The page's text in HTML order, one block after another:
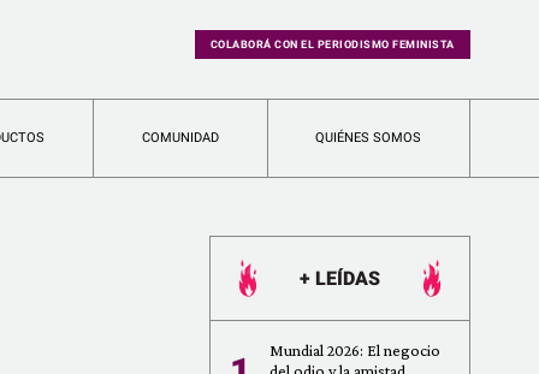
COLABORÁ CON EL PERIODISMO FEMINISTA
COMUNIDAD QUIÉNES SOMOS
+ LEÍDAS
Mundial 2026: El negocio